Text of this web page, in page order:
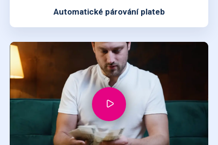
Automatické párování plateb